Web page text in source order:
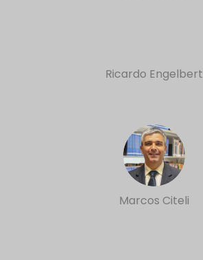
Ricardo Engelbert
Marcos Citeli